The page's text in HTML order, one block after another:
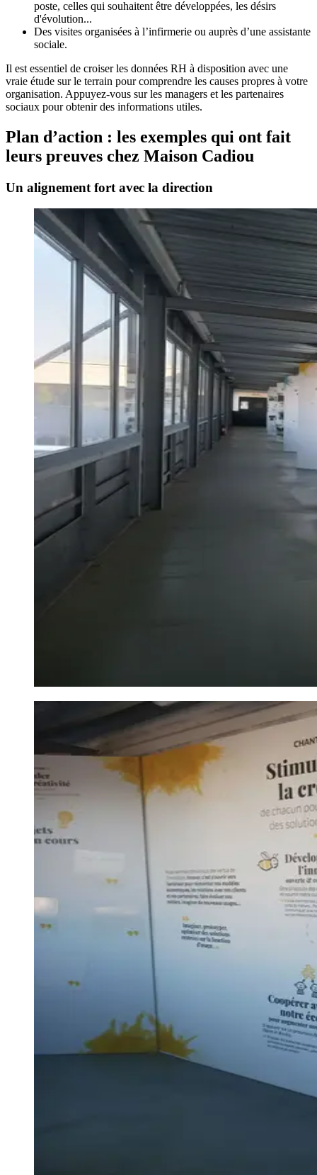
poste, celles qui souhaitent être développées, les désirs
d'évolution...
Des visites organisées à l’infirmerie ou auprès d’une assistante
sociale.
Il est essentiel de croiser les données RH à disposition avec une
vraie étude sur le terrain pour comprendre les causes propres à votre
organisation. Appuyez-vous sur les managers et les partenaires
sociaux pour obtenir des informations utiles.
Plan d’action : les exemples qui ont fait
leurs preuves chez Maison Cadiou
Un alignement fort avec la direction